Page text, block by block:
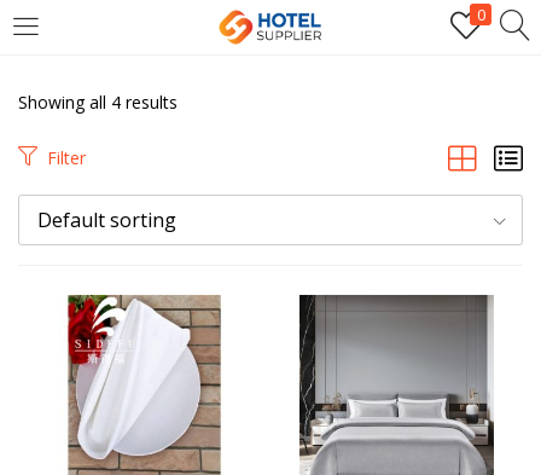
0
Enter your username and password to login.
Remember me
Lost password?
Showing all 4 results
Filter
Default sorting